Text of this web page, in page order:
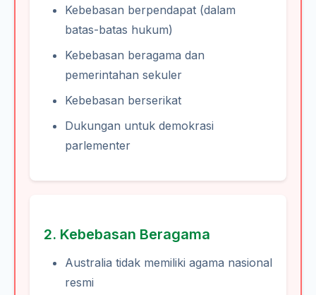
Kebebasan berpendapat (dalam
batas-batas hukum)
Kebebasan beragama dan
pemerintahan sekuler
Kebebasan berserikat
Dukungan untuk demokrasi
parlementer
2. Kebebasan Beragama
Australia tidak memiliki agama nasional
resmi